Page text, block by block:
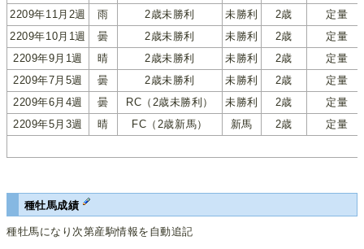
2209年11月2週
雨 2歳未勝利 未勝利 2歳
定量
2209年10月1週
曇 2歳未勝利 未勝利 2歳
定量
2209年9月1週
晴 2歳未勝利 未勝利 2歳
定量
2209年7月5週
曇 2歳未勝利 未勝利 2歳
定量
2209年6月4週
曇 RC（2歳未勝利） 未勝利 2歳
定量
2209年5月3週
晴 FC（2歳新馬） 新馬 2歳 定量
種牡馬成績
種牡馬になり次第産駒情報を自動追記